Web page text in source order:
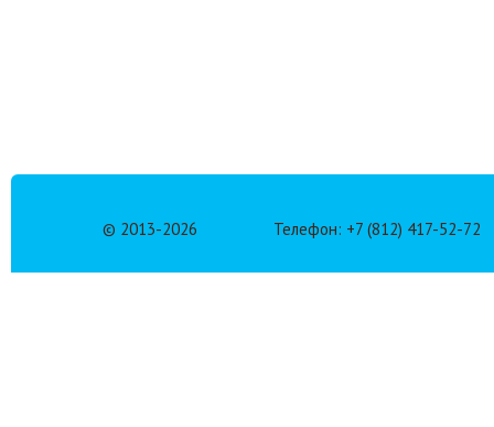
© 2013-2026 Телефон: +7 (812) 417-52-72